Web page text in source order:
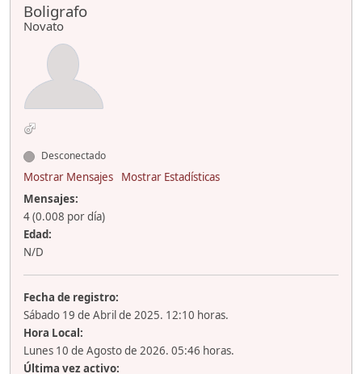
Boligrafo
Novato
Desconectado
Mostrar Mensajes
Mostrar Estadísticas
Mensajes:
4 (0.008 por día)
Edad:
N/D
Fecha de registro:
Sábado 19 de Abril de 2025. 12:10 horas.
Hora Local:
Lunes 10 de Agosto de 2026. 05:46 horas.
Última vez activo: